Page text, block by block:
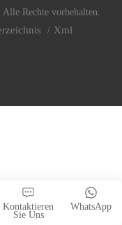
Rechte vorbehalten.
/ Xml
WhatsApp
Kontaktieren
Sie Uns